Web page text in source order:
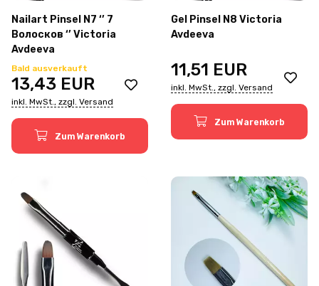
Nailart Pinsel N7 ‘’ 7
Волосков ‘’ Victoria
Avdeeva
Bald ausverkauft
13,43 EUR
inkl. MwSt., zzgl. Versand
Zum Warenkorb
Gel Pinsel N8 Victoria
Avdeeva
11,51 EUR
inkl. MwSt., zzgl. Versand
Zum Warenkorb